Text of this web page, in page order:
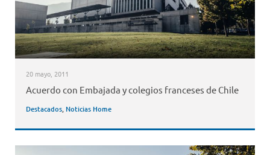
20 mayo, 2011
Acuerdo con Embajada y colegios franceses de Chile
Destacados, Noticias Home